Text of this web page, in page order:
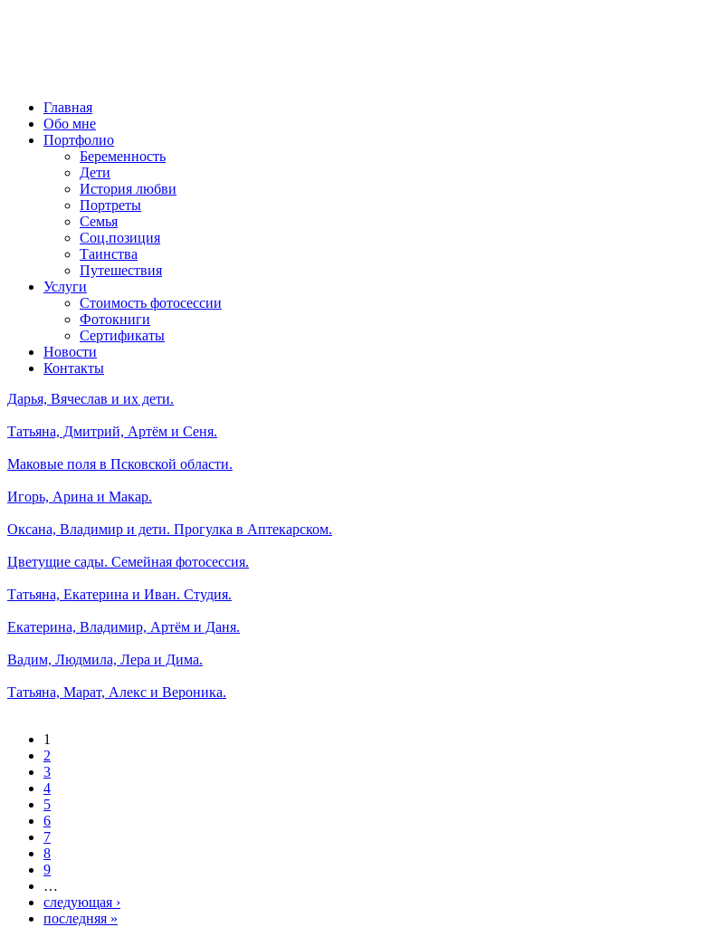
Главная
Обо мне
Портфолио
Беременность
Дети
История любви
Портреты
Семья
Соц.позиция
Таинства
Путешествия
Услуги
Стоимость фотосессии
Фотокниги
Сертификаты
Новости
Контакты
Дарья, Вячеслав и их дети.
Татьяна, Дмитрий, Артём и Сеня.
Маковые поля в Псковской области.
Игорь, Арина и Макар.
Оксана, Владимир и дети. Прогулка в Аптекарском.
Цветущие сады. Семейная фотосессия.
Татьяна, Екатерина и Иван. Студия.
Екатерина, Владимир, Артём и Даня.
Вадим, Людмила, Лера и Дима.
Татьяна, Марат, Алекс и Вероника.
1
2
3
4
5
6
7
8
9
…
следующая ›
последняя »